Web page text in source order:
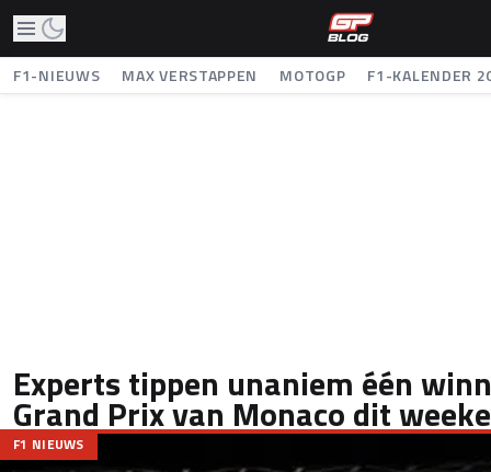
F1-NIEUWS MAX VERSTAPPEN MOTOGP F1-KALENDER
Experts tippen unaniem één
Grand Prix van Monaco dit
F1 NIEUWS